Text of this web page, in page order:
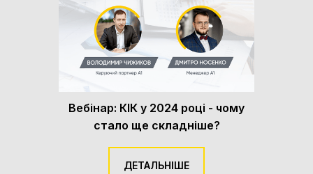
Вебінар: КІК у 2024 році - чому
стало ще складніше?
ДЕТАЛЬНІШЕ